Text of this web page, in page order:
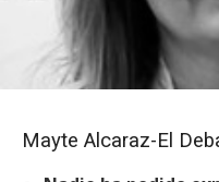
Mayte Alcaraz-El